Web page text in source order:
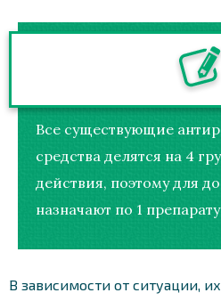
Все существующие
средства делятся на 4
действия, поэтому для
назначают по 1
В зависимости от ситуации,